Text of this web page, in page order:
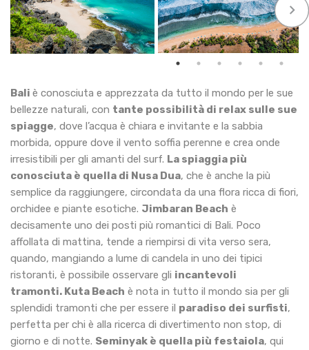
keyboard_arrow_right
Bali è conosciuta e apprezzata da tutto il mondo per le sue
bellezze naturali, con tante possibilità di relax sulle sue
spiagge, dove l’acqua è chiara e invitante e la sabbia
morbida, oppure dove il vento soffia perenne e crea onde
irresistibili per gli amanti del surf. La spiaggia più
conosciuta è quella di Nusa Dua, che è anche la più
semplice da raggiungere, circondata da una flora ricca di fiori,
orchidee e piante esotiche. Jimbaran Beach è
decisamente uno dei posti più romantici di Bali. Poco
affollata di mattina, tende a riempirsi di vita verso sera,
quando, mangiando a lume di candela in uno dei tipici
ristoranti, è possibile osservare gli incantevoli
tramonti. Kuta Beach è nota in tutto il mondo sia per gli
splendidi tramonti che per essere il paradiso dei surfisti,
perfetta per chi è alla ricerca di divertimento non stop, di
giorno e di notte. Seminyak è quella più festaiola, qui